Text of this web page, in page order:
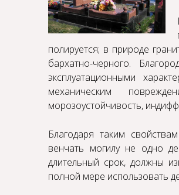
полируется; в природе
бархатно-черного.
эксплуатационными
механическим
морозоустойчивость,
Благодаря таким
венчать могилу не одно
длительный срок, должны
полной мере использовать